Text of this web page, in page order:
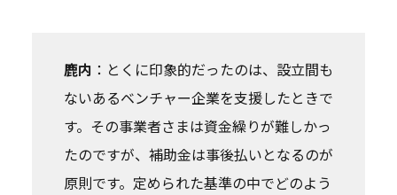
鹿内 ：とくに印象的だったのは、設立間も
ないあるベンチャー企業を支援したときで
す。その事業者さまは資金繰りが難しかっ
たのですが、補助金は事後払いとなるのが
原則です。定められた基準の中でどのよう